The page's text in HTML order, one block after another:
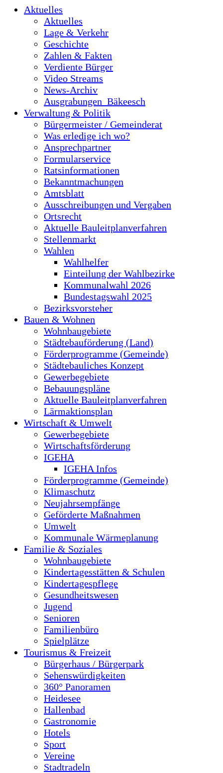
Aktuelles
Aktuelles
Lage & Verkehr
Geschichte
Zahlen & Fakten
Verdiente Bürger
Video Streams
News-Archiv
Ausgrabungen_Bäkeesch
Verwaltung & Politik
Bürgermeister / Gemeinderat
Was erledige ich wo?
Ansprechpartner
Formularservice
Ratsinformationen
Bekanntmachungen
Amtsblatt
Ausschreibungen und Vergaben
Ortsrecht
Aktuelle Bauleitplanverfahren
Stellenmarkt
Wahlen
Wahlhelfer
Einteilung der Wahlbezirke
Kommunalwahl 2026
Bundestagswahl 2025
Bezirksvorsteher
Bauen & Wohnen
Wohnbaugebiete
Städtebauförderung (Land)
Förderprogramme (Gemeinde)
Städtebauliches Konzept
Gewerbegebiete
Bebauungspläne
Aktuelle Bauleitplanverfahren
Lärmaktionsplan
Wirtschaft & Umwelt
Gewerbegebiete
Wirtschaftsförderung
IGEHA
IGEHA Infos
Förderprogramme (Gemeinde)
Klimaschutz
Neujahrsempfänge
Geförderte Maßnahmen
Umwelt
Kommunale Wärmeplanung
Familie & Soziales
Wohnbaugebiete
Kindertagesstätten & Schulen
Kindertagespflege
Gesundheitswesen
Jugend
Senioren
Familienbüro
Spielplätze
Tourismus & Freizeit
Bürgerhaus / Bürgerpark
Sehenswürdigkeiten
360° Panoramen
Heidesee
Hallenbad
Gastronomie
Hotels
Sport
Vereine
Stadtradeln